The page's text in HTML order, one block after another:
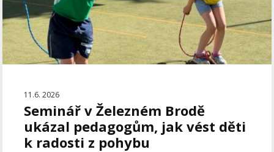
11.6. 2026
Seminář v Železném Brodě
ukázal pedagogům, jak vést děti
k radosti z pohybu